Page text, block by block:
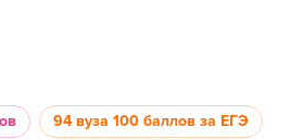
94 вуза 100 баллов за ЕГЭ